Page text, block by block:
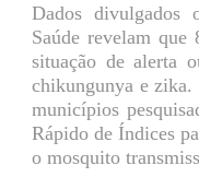
Dados divulgados
Saúde revelam que
situação de alerta
chikungunya e zika.
municípios
Rápido de Índices
o mosquito